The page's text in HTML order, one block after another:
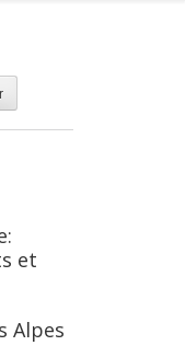
et
Alpes